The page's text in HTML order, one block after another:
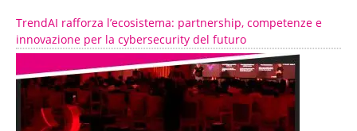
TrendAI rafforza l’ecosistema: partnership, competenze e
innovazione per la cybersecurity del futuro